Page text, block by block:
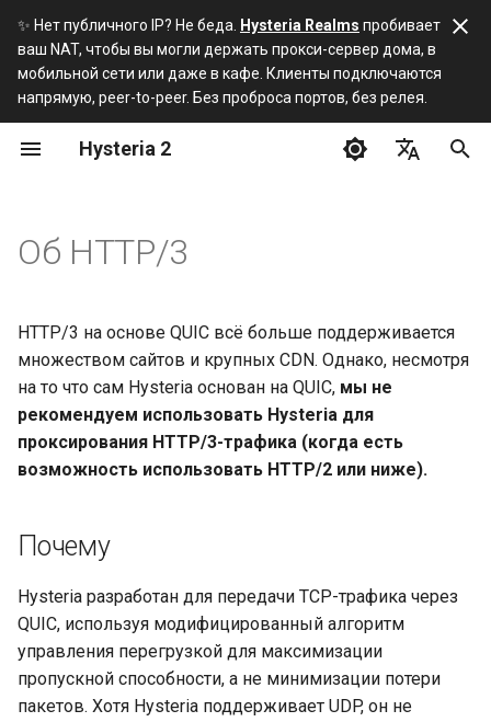
✨ Нет публичного IP? Не беда. Hysteria Realms пробивает
ваш NAT, чтобы вы могли держать прокси-сервер дома, в
мобильной сети или даже в кафе. Клиенты подключаются
напрямую, peer-to-peer. Без проброса портов, без релея.
Hysteria 2
И
и
з
а
ц
о
и
с
Установка
Сервер
Сторонние приложения
Полная конфигурация
клиента
ECH
ACL
API статистики трафика
Смена портов
Mimic (поддельный TCP)
Почему
Сборка
URI Scheme
Об HTTP/3
HTTP/3 на основе QUIC всё больше поддерживается
множеством сайтов и крупных CDN. Однако, несмотря
на то что сам Hysteria основан на QUIC, мы не
рекомендуем использовать Hysteria для
проксирования HTTP/3-трафика (когда есть
возможность использовать HTTP/2 или ниже).
Почему
Hysteria разработан для передачи TCP-трафика через
QUIC, используя модифицированный алгоритм
управления перегрузкой для максимизации
пропускной способности, а не минимизации потери
пакетов. Хотя Hysteria поддерживает UDP, он не